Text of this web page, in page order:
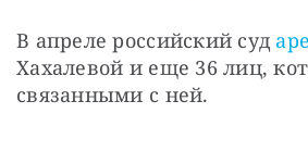
В апреле российский суд
Хахалевой и еще 36 лиц,
связанными с ней.